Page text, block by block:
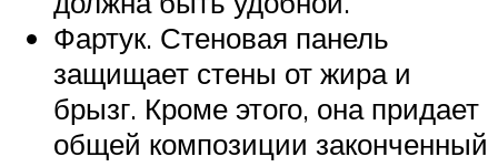
Фартук. Стеновая панель
защищает стены от жира и
брызг. Кроме этого, она придает
общей композиции законченный